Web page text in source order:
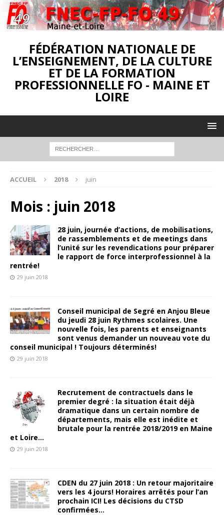
FÉDÉRATION NATIONALE DE
L’ENSEIGNEMENT, DE LA CULTURE
ET DE LA FORMATION
PROFESSIONNELLE FO - MAINE ET
LOIRE
ACCUEIL 2018 juin
Mois : juin 2018
28 juin, journée d’actions, de mobilisations,
de rassemblements et de meetings dans
l’unité sur les revendications pour préparer
le rapport de force interprofessionnel à la
rentrée!
29 juin 2018
Conseil municipal de Segré en Anjou Bleue
du jeudi 28 juin Rythmes scolaires. Une
nouvelle fois, les parents et enseignants
sont venus demander un nouveau vote du
conseil municipal ! Toujours déterminés!
29 juin 2018
Recrutement de contractuels dans le
premier degré : la situation était déjà
dramatique dans un certain nombre de
départements, mais elle est inédite et
brutale pour la rentrée 2018/2019 en Maine
et Loire…
29 juin 2018
CDEN du 27 juin 2018 : Un retour majoritaire
vers les 4 jours! Horaires arrêtés pour l’an
prochain ICI! Les décisions du CTSD
confirmées…